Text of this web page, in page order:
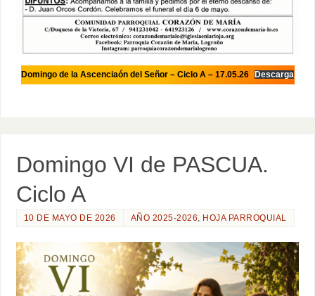
Domingo de la Ascenciaón del Señor – Ciclo A – 17.05.26 Descarga
Domingo VI de PASCUA.
Ciclo A
10 DE MAYO DE 2026 AÑO 2025-2026 HOJA PARROQUIAL